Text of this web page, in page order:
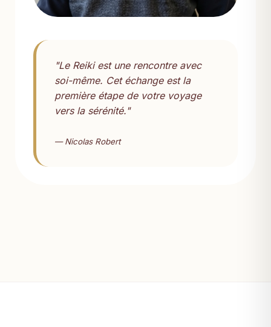
"Le Reiki est une rencontre avec
soi-même. Cet échange est la
première étape de votre voyage
vers la sérénité."
— Nicolas Robert